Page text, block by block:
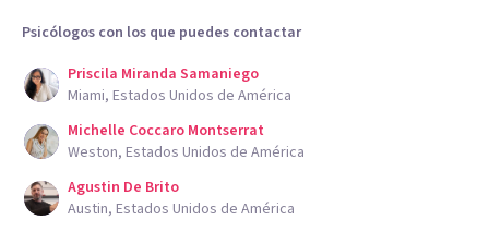
Psicólogos con los que puedes contactar
Priscila Miranda Samaniego
Miami, Estados Unidos de América
Michelle Coccaro Montserrat
Weston, Estados Unidos de América
Agustin De Brito
Austin, Estados Unidos de América